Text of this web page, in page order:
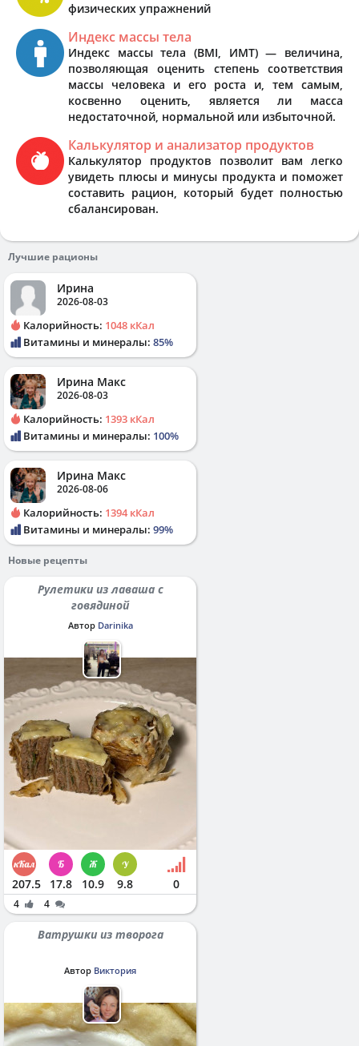
физических упражнений
Индекс массы тела
Индекс массы тела (BMI, ИМТ) — величина,
позволяющая оценить степень соответствия
массы человека и его роста и, тем самым,
косвенно оценить, является ли масса
недостаточной, нормальной или избыточной.
Калькулятор и анализатор продуктов
Калькулятор продуктов позволит вам легко
увидеть плюсы и минусы продукта и поможет
составить рацион, который будет полностью
сбалансирован.
Лучшие рационы
Ирина
2026-08-03
Калорийность: 1048 кКал
Витамины и минералы: 85%
Ирина Макс
2026-08-03
Калорийность: 1393 кКал
Витамины и минералы: 100%
Ирина Макс
2026-08-06
Калорийность: 1394 кКал
Витамины и минералы: 99%
Новые рецепты
Рулетики из лаваша с
говядиной
Автор Darinika
207.5 17.8 10.9 9.8 0
4 4
Ватрушки из творога
Автор Виктория